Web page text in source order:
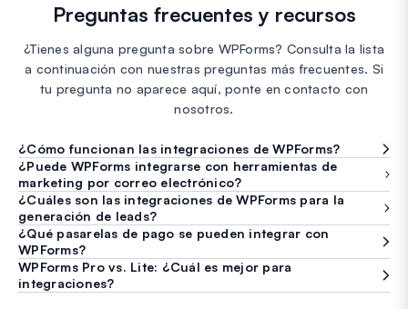
Preguntas frecuentes y recursos
¿Tienes alguna pregunta sobre WPForms? Consulta la lista
a continuación con nuestras preguntas más frecuentes. Si
tu pregunta no aparece aquí, ponte en contacto con
nosotros.
¿Cómo funcionan las integraciones de WPForms?
¿Puede WPForms integrarse con herramientas de
marketing por correo electrónico?
¿Cuáles son las integraciones de WPForms para la
generación de leads?
¿Qué pasarelas de pago se pueden integrar con
WPForms?
WPForms Pro vs. Lite: ¿Cuál es mejor para
integraciones?